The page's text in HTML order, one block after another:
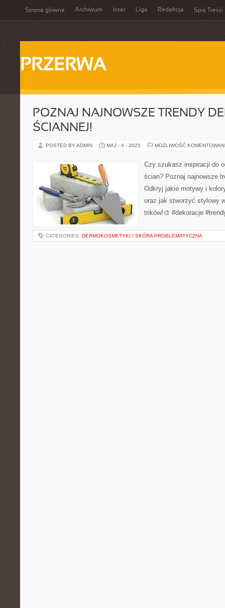
Strona główna Archiwum Inter Liga Redakcja Spis Treści
PRZERWA
POZNAJ NAJNOWSZE TRENDY
ŚCIANNEJ!
POSTED BY ADMIN MAJ - 4 - 2025 MOŻLIWOŚĆ
Czy szukasz inspiracji do
ścian? Poznaj najnowsze
Odkryj jakie motywy i
oraz jak stworzyć stylowy
trików!🎨 #dekoracje
CATEGORIES: DERMOKOSMETYKI I SKÓRA PROBLEMATYCZNA